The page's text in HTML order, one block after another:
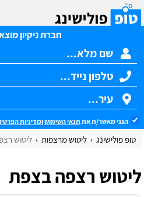
חברת ניקיון
הנני מאשר/ת את תנאי השימושומדיניות
טופ פולישינג ליטוש מרצפות ליטוש
ליטוש רצפה בצפת